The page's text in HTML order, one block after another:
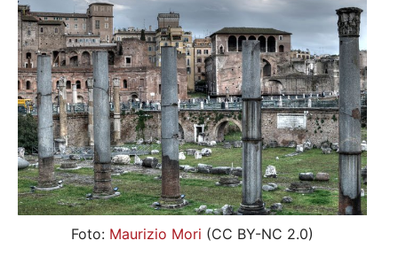
Foto: Maurizio Mori (CC BY-NC 2.0)